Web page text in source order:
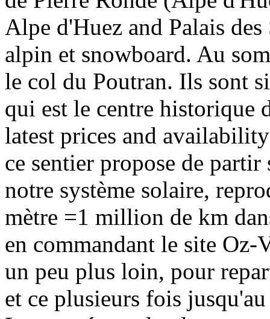
Alpe d'Huez and Palais
alpin et snowboard. Au
le col du Poutran. Ils sont
qui est le centre historique
latest prices and
ce sentier propose de partir
notre système solaire,
mètre =1 million de km
en commandant le site
un peu plus loin, pour
et ce plusieurs fois